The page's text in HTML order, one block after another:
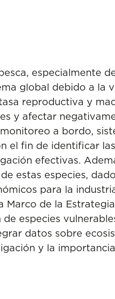
especialmente
global debido a la
reproductiva y
y afectar
a bordo,
el fin de identificar
efectivas.
estas especies,
para la
de la
especies
datos sobre
y la